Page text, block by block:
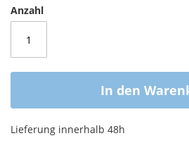
Anzahl
In den
Lieferung innerhalb 48h